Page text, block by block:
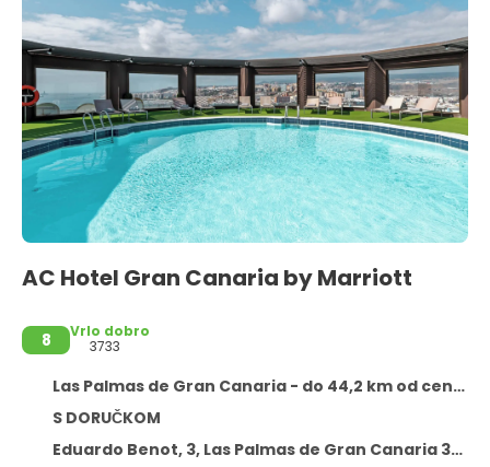
AC Hotel Gran Canaria by Marriott
8
Vrlo dobro
3733
Las Palmas de Gran Canaria - do 44,2 km od centra
S DORUČKOM
Eduardo Benot, 3, Las Palmas de Gran Canaria 35007